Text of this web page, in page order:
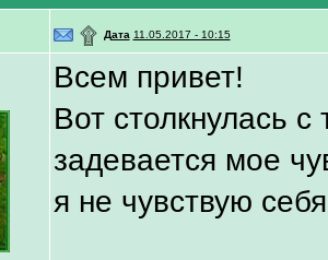
۩ Дата 11.05.2017 - 10:15
Всем привет!
Вот столкнулась
задевается мое
я не чувствую